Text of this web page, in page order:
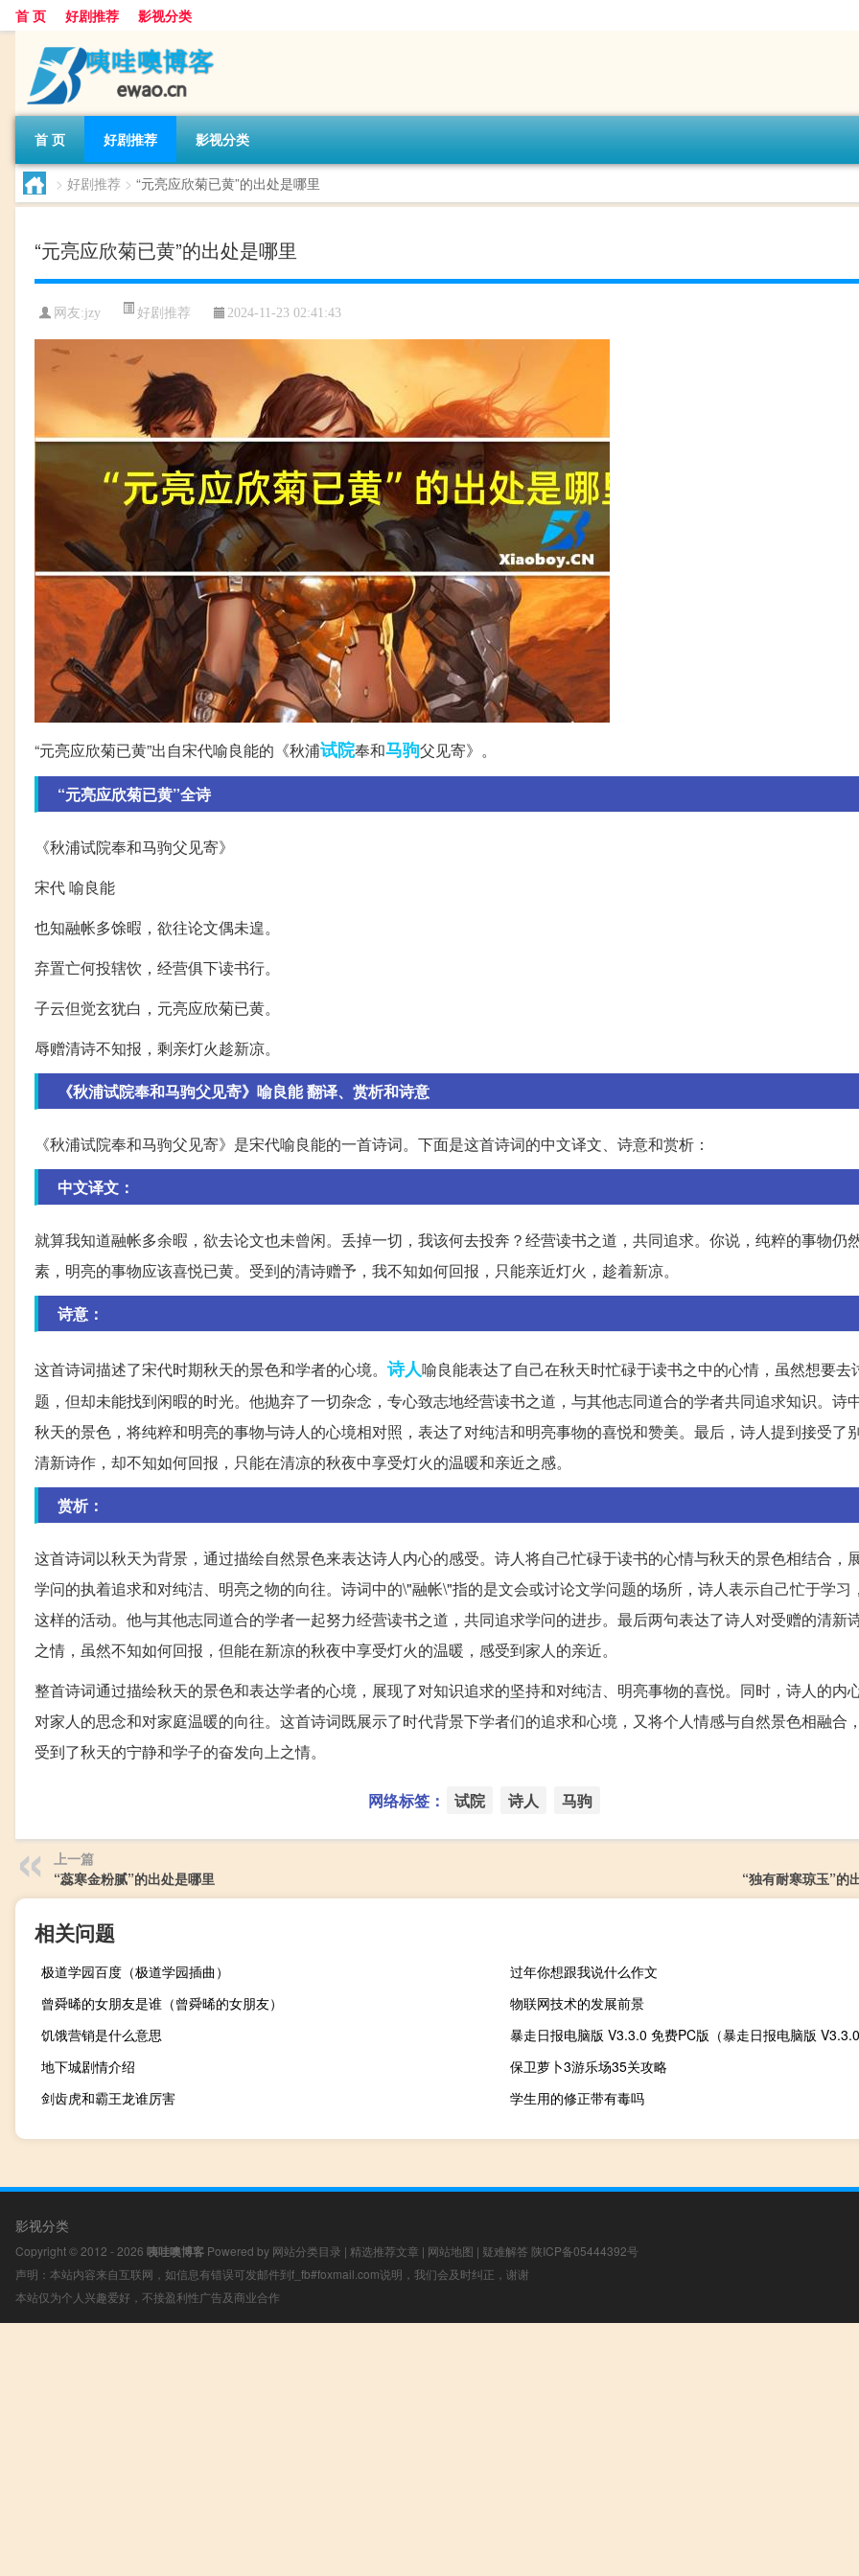
首 页 好剧推荐 影视分类
首 页 好剧推荐 影视分类
> 好剧推荐 > “元亮应欣菊已黄”的出处是哪里
“元亮应欣菊已黄”的出处是哪里
网友:jzy 好剧推荐 2024-11-23 02:41:43
“元亮应欣菊已黄”出自宋代喻良能的《秋浦试院奉和马驹父见寄》。
“元亮应欣菊已黄”全诗
《秋浦试院奉和马驹父见寄》
宋代 喻良能
也知融帐多馀暇，欲往论文偶未遑。
弃置亡何投辖饮，经营俱下读书行。
子云但觉玄犹白，元亮应欣菊已黄。
辱赠清诗不知报，剩亲灯火趁新凉。
《秋浦试院奉和马驹父见寄》喻良能 翻译、赏析和诗意
《秋浦试院奉和马驹父见寄》是宋代喻良能的一首诗词。下面是这首诗词的中文译文、诗意和赏析：
中文译文：
就算我知道融帐多余暇，欲去论文也未曾闲。丢掉一切，我该何去投奔？经营读书之道，共同追求。你说，纯粹的事物仍
素，明亮的事物应该喜悦已黄。受到的清诗赠予，我不知如何回报，只能亲近灯火，趁着新凉。
诗意：
这首诗词描述了宋代时期秋天的景色和学者的心境。 诗人喻良能表达了自己在秋天时忙碌于读书之中的心情，虽然想要去
题，但却未能找到闲暇的时光。他抛弃了一切杂念，专心致志地经营读书之道，与其他志同道合的学者共同追求知识。诗
秋天的景色，将纯粹和明亮的事物与诗人的心境相对照，表达了对纯洁和明亮事物的喜悦和赞美。最后，诗人提到接受了
清新诗作，却不知如何回报，只能在清凉的秋夜中享受灯火的温暖和亲近之感。
赏析：
这首诗词以秋天为背景，通过描绘自然景色来表达诗人内心的感受。诗人将自己忙碌于读书的心情与秋天的景色相结合，
学问的执着追求和对纯洁、明亮之物的向往。诗词中的\"融帐\"指的是文会或讨论文学问题的场所，诗人表示自己忙于学习
这样的活动。他与其他志同道合的学者一起努力经营读书之道，共同追求学问的进步。最后两句表达了诗人对受赠的清新
之情，虽然不知如何回报，但能在新凉的秋夜中享受灯火的温暖，感受到家人的亲近。
整首诗词通过描绘秋天的景色和表达学者的心境，展现了对知识追求的坚持和对纯洁、明亮事物的喜悦。同时，诗人的内
对家人的思念和对家庭温暖的向往。这首诗词既展示了时代背景下学者们的追求和心境，又将个人情感与自然景色相融合
受到了秋天的宁静和学子的奋发向上之情。
网络标签： 试院 诗人 马驹
上一篇
“蕊寒金粉腻”的出处是哪里
“独有耐寒琼玉”的
相关问题
极道学园百度（极道学园插曲）
过年你想跟我说什么作文
曾舜晞的女朋友是谁（曾舜晞的女朋友）
物联网技术的发展前景
饥饿营销是什么意思
地下城剧情介绍
保卫萝卜3游乐场35关攻略
剑齿虎和霸王龙谁厉害
学生用的修正带有毒吗
影视分类
Copyright © 2012 - 2026 咦哇噢博客 Powered by 网站分类目录 | 精选推荐文章 | 网站地图 | 疑难解答 陕ICP备05444392号
声明：本站内容来自互联网，如信息有错误可发邮件到f_fb#foxmail.com说明，我们会及时纠正，谢谢
本站仅为个人兴趣爱好，不接盈利性广告及商业合作